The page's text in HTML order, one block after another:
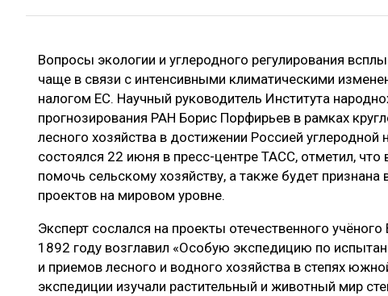
ПРОИЗВОДСТВО ДРЕВЕСНЫХ ПЛИТ
ЦБП
ЭКСПЕРТНОЕ МНЕНИЕ
Вопросы экологии и углеродного регулирования
чаще в связи с интенсивными климатическими
налогом ЕС. Научный руководитель Института
прогнозирования РАН Борис Порфирьев в рамках
лесного хозяйства в достижении Россией углеродной
состоялся 22 июня в пресс-центре ТАСС, отметил,
помочь сельскому хозяйству, а также будет признана
проектов на мировом уровне.
Эксперт сослался на проекты отечественного
1892 году возглавил «Особую экспедицию по
и приемов лесного и водного хозяйства в степях
экспедиции изучали растительный и животный мир